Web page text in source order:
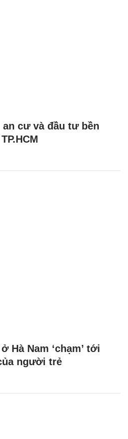
cư và đầu tư bền
Hà Nam ‘chạm’ tới
người trẻ